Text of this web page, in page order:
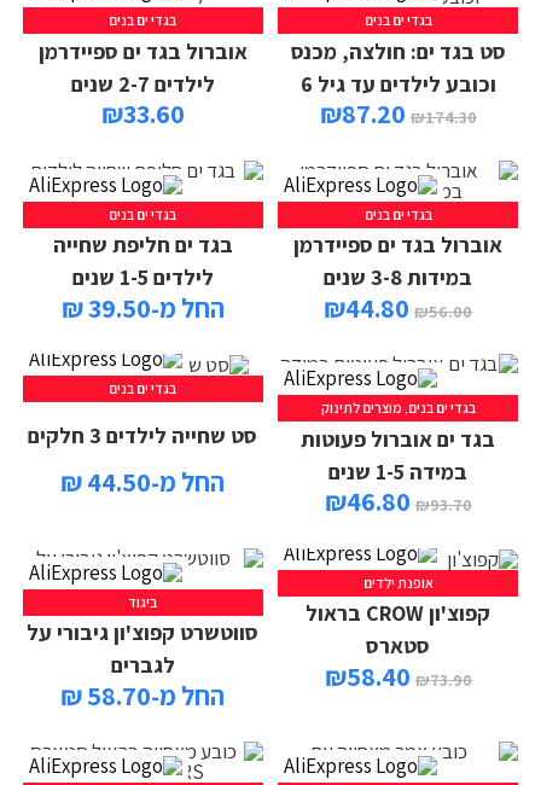
בגדי ים בנים
סט בגד ים: חולצה, מכנס
וכובע לילדים עד גיל 6
₪174.30
₪87.20
בגדי ים בנים
אוברול בגד ים ספיידרמן
לילדים 2-7 שנים
₪33.60
בגדי ים בנים
אוברול בגד ים ספיידרמן
במידות 3-8 שנים
₪56.00
₪44.80
בגדי ים בנים
בגד ים חליפת שחייה
לילדים 1-5 שנים
החל מ-39.50 ₪
בגדי ים בנים, מוצרים לתינוק
בגד ים אוברול פעוטות
במידה 1-5 שנים
₪93.70
₪46.80
בגדי ים בנים
סט שחייה לילדים 3 חלקים
החל מ-44.50 ₪
אופנת ילדים
קפוצ'ון CROW בראול
סטארס
₪73.90
₪58.40
ביגוד
סווטשרט קפוצ'ון גיבורי על
לגברים
החל מ-58.70 ₪